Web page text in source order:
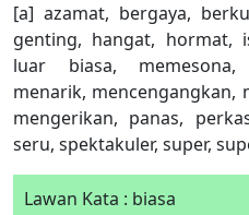
[a] azamat, bergaya,
genting, hangat, hormat,
luar biasa, memesona,
menarik, mencengangkan,
mengerikan, panas,
seru, spektakuler, super,
Lawan Kata : biasa